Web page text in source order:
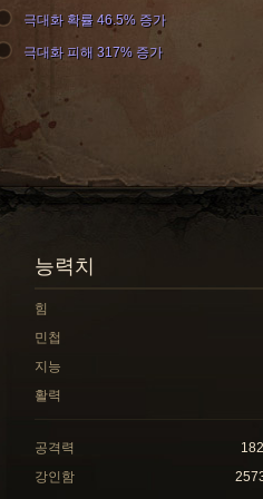
극대화 확률 46.5% 증가
극대화 피해 317% 증가
능력치
힘
민첩
지능
활력
공격력
강인함